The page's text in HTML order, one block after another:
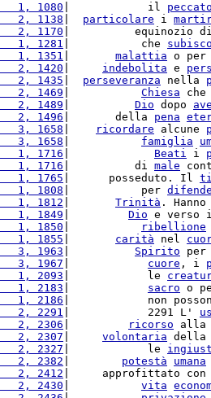
1, 1080
|            il
2, 1138
particolare i
2, 1170
|          equinozio di
1, 1281
|           che
1, 1351
malattia o
2, 1420
indebolita e
2, 1435
perseveranza nella
2, 1469
Chiesa
2, 1489
Dio dopo
2, 1496
|       della pena
3, 1658
ricordare alcune
3, 1658
famiglia
1, 1716
Beati i
1, 1716
|          di male
1, 1765
|      posseduto. Il
1, 1808
|           per
1, 1812
Trinità .
1, 1849
Dio e
1, 1850
ribellione
1, 1855
carità nel
3, 1963
Spirito per
3, 1967
cuore , i
1, 2093
|            le
1, 2183
sacro o
1, 2186
|            non
2, 2291
|            2291 L'
2, 2306
ricorso
2, 2307
volontaria
2, 2327
|            le
2, 2382
potestà umana
2, 2412
|     approfittato con
2, 2430
vita